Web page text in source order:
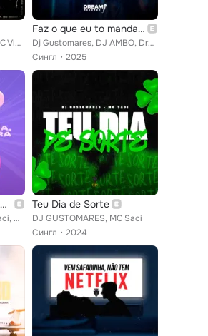
Dj Gustomares, Tyerry, MC Vinny da TR, SouDG feat. Pretão do Mt, Expeditto
Faz o que eu to mandando
Dj Gustomares, DJ AMBO, Dream Records
Сингл
2025
Tu Era Santinha, É Piranha Agora
DJ GUSTOMARES, MC Saci, mc mk da zl
Teu Dia de Sorte
DJ GUSTOMARES, MC Saci
Сингл
2024